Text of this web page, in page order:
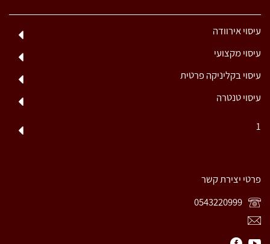
עיסוי אירוודה
עיסוי מקצועי
עיסוי בקליניקה פרטית
עיסוי טנטרה
1
פרטי יצירת קשר